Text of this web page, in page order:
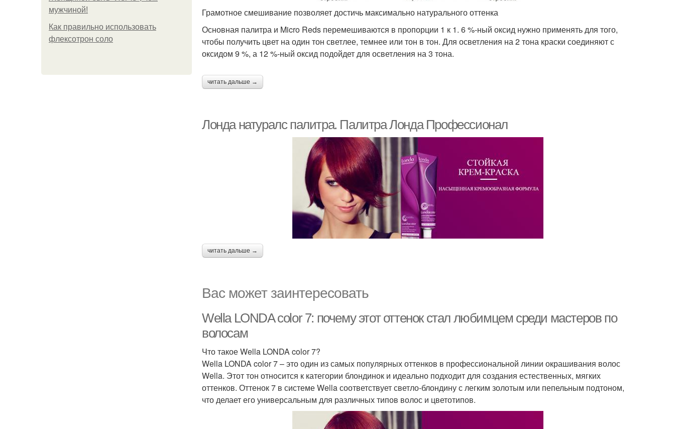
мужчиной!
Как правильно использовать
флексотрон соло
Грамотное смешивание позволяет достичь максимально натурального оттенка
Основная палитра и Micro Reds перемешиваются в пропорции 1 к 1. 6 %-ный оксид нужно применять для того,
чтобы получить цвет на один тон светлее, темнее или тон в тон. Для осветления на 2 тона краски соединяют с
оксидом 9 %, а 12 %-ный оксид подойдет для осветления на 3 тона.
читать дальше →
Лонда натуралс палитра. Палитра Лонда Профессионал
читать дальше →
Вас может заинтересовать
Wella LONDA color 7: почему этот оттенок стал любимцем среди мастеров по
волосам
Что такое Wella LONDA color 7?
Wella LONDA color 7 – это один из самых популярных оттенков в профессиональной линии окрашивания волос
Wella. Этот тон относится к категории блондинок и идеально подходит для создания естественных, мягких
оттенков. Оттенок 7 в системе Wella соответствует светло-блондину с легким золотым или пепельным подтоном,
что делает его универсальным для различных типов волос и цветотипов.